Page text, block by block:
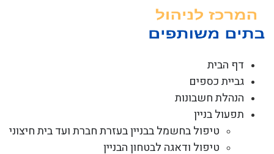
דף הבית
גביית כספים
הנהלת חשבונות
תפעול בניין
טיפול בחשמל בבניין בעזרת חברת ועד בית חיצוני
טיפול ודאגה לבטחון הבניין